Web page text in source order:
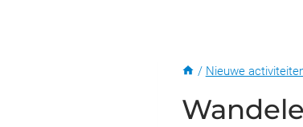
/ Nieuwe